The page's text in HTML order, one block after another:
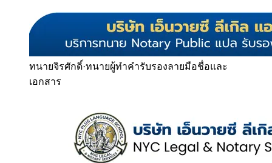
ทนายจิรศักดิ์·ทนายผู้ทำคำรับรองลายมือชื่อและ
เอกสาร